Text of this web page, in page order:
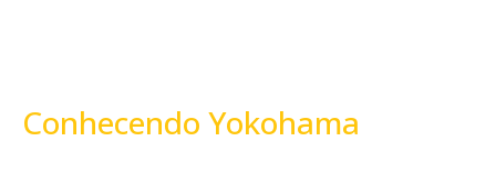
Conhecendo Yokohama